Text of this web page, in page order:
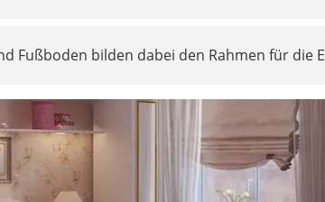
Fußboden bilden dabei den Rahmen für die